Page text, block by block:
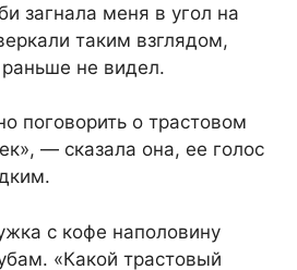
загнала меня в угол на
таким взглядом,
раньше не видел.
поговорить о трастовом
— сказала она, ее голос
с кофе наполовину
«Какой трастовый